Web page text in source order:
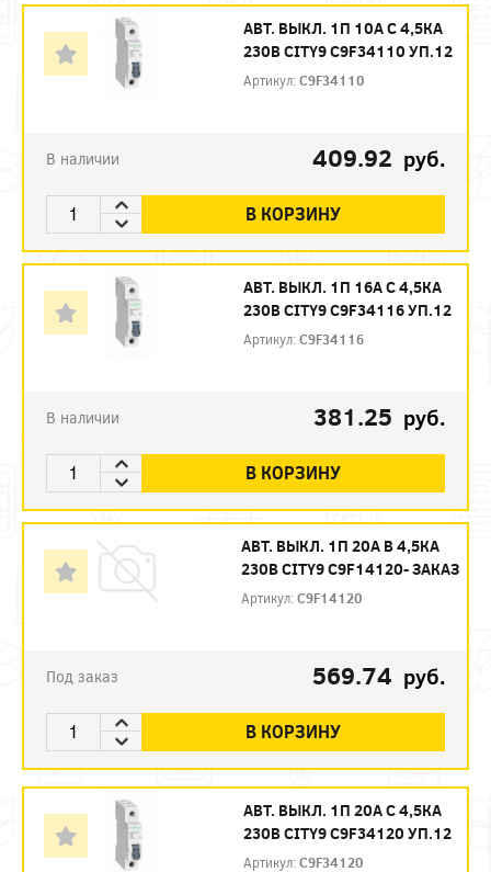
АВТ. ВЫКЛ. 1П 10А С 4,5КА
230В CITY9 C9F34110 УП.12
Артикул:C9F34110
В наличии 409.92 руб.
В КОРЗИНУ
АВТ. ВЫКЛ. 1П 16А С 4,5КА
230В CITY9 C9F34116 УП.12
Артикул:C9F34116
В наличии 381.25 руб.
В КОРЗИНУ
АВТ. ВЫКЛ. 1П 20А B 4,5КА
230В CITY9 C9F14120- ЗАКАЗ
Артикул:C9F14120
Под заказ 569.74 руб.
В КОРЗИНУ
АВТ. ВЫКЛ. 1П 20А С 4,5КА
230В CITY9 C9F34120 УП.12
Артикул:C9F34120